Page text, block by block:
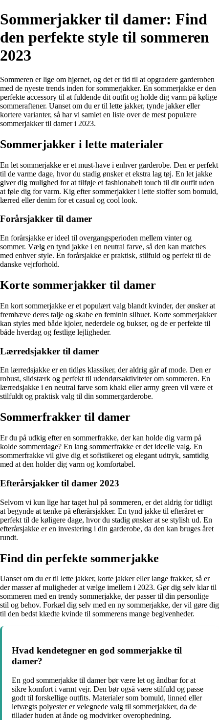
Sommerjakker til damer: Find
den perfekte style til sommeren
2023
Sommeren er lige om hjørnet, og det er tid til at opgradere garderoben
med de nyeste trends inden for sommerjakker. En sommerjakke er den
perfekte accessory til at fuldende dit outfit og holde dig varm på kølige
sommeraftener. Uanset om du er til lette jakker, tynde jakker eller
kortere varianter, så har vi samlet en liste over de mest populære
sommerjakker til damer i 2023.
Sommerjakker i lette materialer
En let sommerjakke er et must-have i enhver garderobe. Den er perfekt
til de varme dage, hvor du stadig ønsker et ekstra lag tøj. En let jakke
giver dig mulighed for at tilføje et fashionabelt touch til dit outfit uden
at føle dig for varm. Kig efter sommerjakker i lette stoffer som bomuld,
lærred eller denim for et casual og cool look.
Forårsjakker til damer
En forårsjakke er ideel til overgangsperioden mellem vinter og
sommer. Vælg en tynd jakke i en neutral farve, så den kan matches
med enhver style. En forårsjakke er praktisk, stilfuld og perfekt til de
danske vejrforhold.
Korte sommerjakker til damer
En kort sommerjakke er et populært valg blandt kvinder, der ønsker at
fremhæve deres talje og skabe en feminin silhuet. Korte sommerjakker
kan styles med både kjoler, nederdele og bukser, og de er perfekte til
både hverdag og festlige lejligheder.
Lærredsjakker til damer
En lærredsjakke er en tidløs klassiker, der aldrig går af mode. Den er
robust, slidstærk og perfekt til udendørsaktiviteter om sommeren. En
lærredsjakke i en neutral farve som khaki eller army green vil være et
stilfuldt og praktisk valg til din sommergarderobe.
Sommerfrakker til damer
Er du på udkig efter en sommerfrakke, der kan holde dig varm på
kolde sommerdage? En lang sommerfrakke er det ideelle valg. En
sommerfrakke vil give dig et sofistikeret og elegant udtryk, samtidig
med at den holder dig varm og komfortabel.
Efterårsjakker til damer 2023
Selvom vi kun lige har taget hul på sommeren, er det aldrig for tidligt
at begynde at tænke på efterårsjakker. En tynd jakke til efteråret er
perfekt til de køligere dage, hvor du stadig ønsker at se stylish ud. En
efterårsjakke er en investering i din garderobe, da den kan bruges året
rundt.
Find din perfekte sommerjakke
Uanset om du er til lette jakker, korte jakker eller lange frakker, så er
der masser af muligheder at vælge imellem i 2023. Gør dig selv klar til
sommeren med en trendy sommerjakke, der passer til din personlige
stil og behov. Forkæl dig selv med en ny sommerjakke, der vil gøre dig
til den bedst klædte kvinde til sommerens mange begivenheder.
Hvad kendetegner en god sommerjakke til
damer?
En god sommerjakke til damer bør være let og åndbar for at
sikre komfort i varmt vejr. Den bør også være stilfuld og passe
godt til forskellige outfits. Materialer som bomuld, linned eller
letvægts polyester er velegnede valg til sommerjakker, da de
tillader huden at ånde og modvirker overophedning.